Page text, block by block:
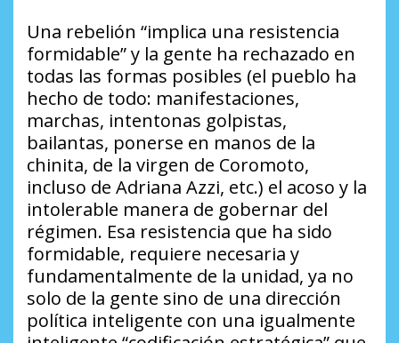
Una rebelión “implica una resistencia
formidable” y la gente ha rechazado en
todas las formas posibles (el pueblo ha
hecho de todo: manifestaciones,
marchas, intentonas golpistas,
bailantas, ponerse en manos de la
chinita, de la virgen de Coromoto,
incluso de Adriana Azzi, etc.) el acoso y la
intolerable manera de gobernar del
régimen. Esa resistencia que ha sido
formidable, requiere necesaria y
fundamentalmente de la unidad, ya no
solo de la gente sino de una dirección
política inteligente con una igualmente